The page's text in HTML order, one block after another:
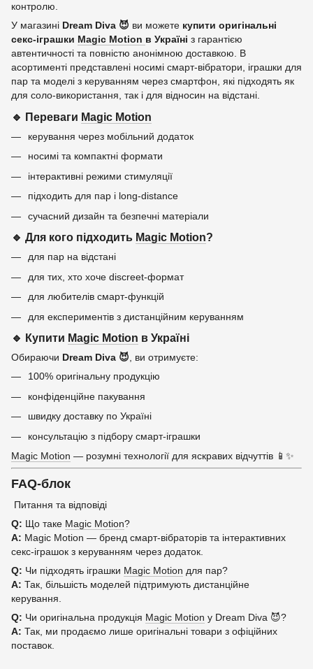
контролю.
У магазині Dream Diva 😈 ви можете купити оригінальні
секс-іграшки Magic Motion в Україні з гарантією
автентичності та повністю анонімною доставкою. В
асортименті представлені носимі смарт-вібратори, іграшки для
пар та моделі з керуванням через смартфон, які підходять як
для соло-використання, так і для відносин на відстані.
🔹 Переваги Magic Motion
керування через мобільний додаток
носимі та компактні формати
інтерактивні режими стимуляції
підходить для пар і long-distance
сучасний дизайн та безпечні матеріали
🔹 Для кого підходить Magic Motion?
для пар на відстані
для тих, хто хоче discreet-формат
для любителів смарт-функцій
для експериментів з дистанційним керуванням
🔹 Купити Magic Motion в Україні
Обираючи Dream Diva 😈, ви отримуєте:
100% оригінальну продукцію
конфіденційне пакування
швидку доставку по Україні
консультацію з підбору смарт-іграшки
Magic Motion — розумні технології для яскравих відчуттів 📱✨
FAQ-блок
Питання та відповіді
Q: Що таке Magic Motion?
A: Magic Motion — бренд смарт-вібраторів та інтерактивних
секс-іграшок з керуванням через додаток.
Q: Чи підходять іграшки Magic Motion для пар?
A: Так, більшість моделей підтримують дистанційне
керування.
Q: Чи оригінальна продукція Magic Motion у Dream Diva 😈?
A: Так, ми продаємо лише оригінальні товари з офіційних
поставок.